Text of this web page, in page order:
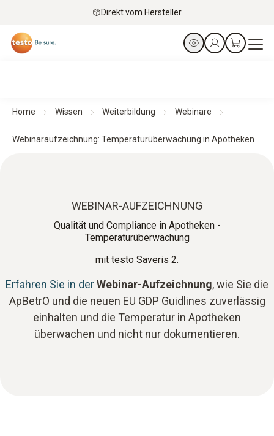
Direkt vom Hersteller
Home Wissen Weiterbildung Webinare
Webinaraufzeichnung: Temperaturüberwachung in Apotheken
WEBINAR-AUFZEICHNUNG
Qualität und Compliance in Apotheken -
Temperaturüberwachung
mit testo Saveris 2.
Erfahren Sie in derWebinar-Aufzeichnung, wie Sie die
ApBetrO und die neuen EU GDP Guidlines zuverlässig
einhalten und die Temperatur in Apotheken
überwachen und nicht nur dokumentieren.